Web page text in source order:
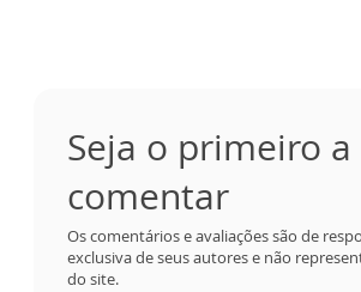
Seja o primeiro a
comentar
Os comentários e avaliações são de
exclusiva de seus autores e não
do site.